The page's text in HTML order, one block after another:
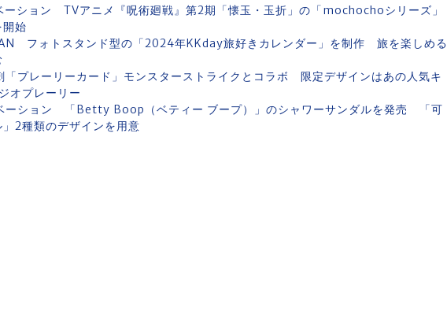
ーション TVアニメ『呪術廻戦』第2期「懐玉・玉折」の「mochochoシリーズ」
開始
フォトスタンド型の「2024年KKday旅好きカレンダー」を制作 旅を楽しめる
「プレーリーカード」モンスターストライクとコラボ 限定デザインはあの人気キ
オプレーリー
ーション 「Betty Boop（ベティー ブープ）」のシャワーサンダルを発売 「可
2種類のデザインを用意